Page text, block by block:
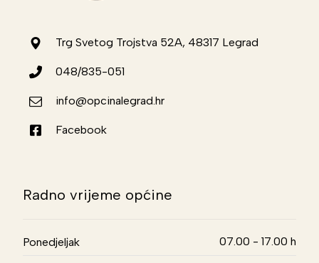
Trg Svetog Trojstva 52A, 48317 Legrad
048/835-051
info@opcinalegrad.hr
Facebook
Radno vrijeme općine
Ponedjeljak 07.00 - 17.00 h